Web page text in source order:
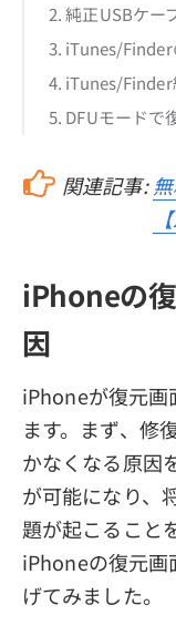
2. 純正USBケー
3. iTunes/
4. iTunes/
5. DFUモードで
関連記事:
iPhoneの
因
iPhoneが復元画
ます。まず、修
かなくなる原因
が可能になり、
題が起こること
iPhoneの復元画
げてみました。